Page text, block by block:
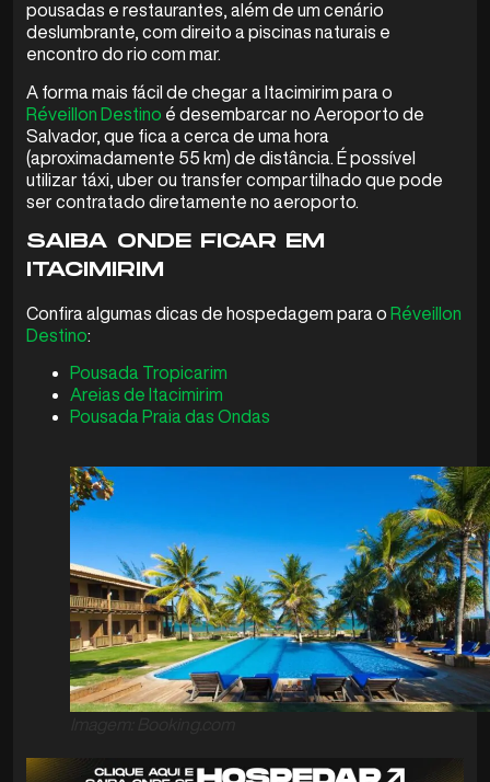
pousadas e restaurantes, além de um cenário
deslumbrante, com direito a piscinas naturais e
encontro do rio com mar.
A forma mais fácil de chegar a Itacimirim para o
Réveillon Destino é desembarcar no Aeroporto de
Salvador, que fica a cerca de uma hora
(aproximadamente 55 km) de distância. É possível
utilizar táxi, uber ou transfer compartilhado que pode
ser contratado diretamente no aeroporto.
SAIBA ONDE FICAR EM
ITACIMIRIM
Confira algumas dicas de hospedagem para o Réveillon
Destino:
Pousada Tropicarim
Areias de Itacimirim
Pousada Praia das Ondas